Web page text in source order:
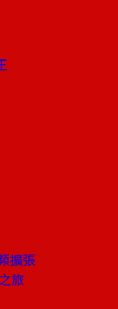
擴張
旅